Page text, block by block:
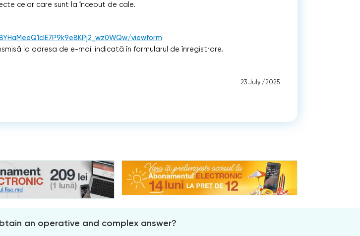
celor care sunt la început de cale.
viewform
la adresa de e-mail indicată în formularul de înregistrare.
23 July /2025
an operative and complex answer?